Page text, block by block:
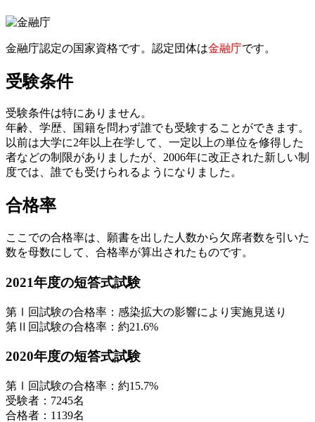
金融庁認定の国家資格です。認定団体は金融庁です。
受験条件
受験条件は特にありません。
年齢、学歴、国籍を問わず誰でも受験することができます。
以前は大学に2年以上在学して、一定以上の単位を修得した
者などの制限がありましたが、2006年に改正された新しい制
度では、誰でも受けられるようになりました。
合格率
ここでの合格率は、願書を出した人数から欠席者数を引いた
数を母数にして、合格率が算出されたものです。
2021年度の短答式試験
第Ⅰ回試験の合格率：感染拡大の影響により実施見送り
第Ⅱ回試験の合格率：約21.6%
2020年度の短答式試験
第Ⅰ回試験の合格率：約15.7%
受験者：7245名
合格者：1139名